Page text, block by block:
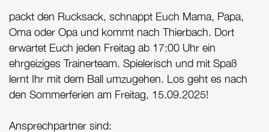
packt den Rucksack, schnappt Euch Mama, Papa,
Oma oder Opa und kommt nach Thierbach. Dort
erwartet Euch jeden Freitag ab 17:00 Uhr ein
ehrgeiziges Trainerteam. Spielerisch und mit Spaß
lernt Ihr mit dem Ball umzugehen. Los geht es nach
den Sommerferien am Freitag, 15.09.2025!
Ansprechpartner sind: